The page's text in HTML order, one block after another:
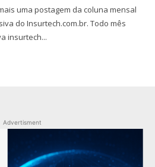
do Insurtech.com.br. Todo mês
insurtech...
Advertisment